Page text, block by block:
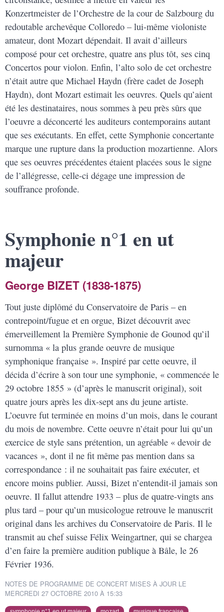
Konzertmeister de l’Orchestre de la cour de Salzbourg du
redoutable archevêque Colloredo – lui-même violoniste
amateur, dont Mozart dépendait. Il avait d’ailleurs
composé pour cet orchestre, quatre ans plus tôt, ses cinq
Concertos pour violon. Enfin, l’alto solo de cet orchestre
n’était autre que Michael Haydn (frère cadet de Joseph
Haydn), dont Mozart estimait les oeuvres. Quels qu’aient
été les destinataires, nous sommes à peu près sûrs que
l’oeuvre a déconcerté les auditeurs contemporains autant
que ses exécutants. En effet, cette Symphonie concertante
marque une rupture dans la production mozartienne. Alors
que ses oeuvres précédentes étaient placées sous le signe
de l’allégresse, celle-ci dégage une impression de
souffrance profonde.
Symphonie n°1 en ut
majeur
George BIZET (1838-1875)
Tout juste diplômé du Conservatoire de Paris – en
contrepoint/fugue et en orgue, Bizet découvrit avec
émerveillement la Première Symphonie de Gounod qu’il
surnomma « la plus grande oeuvre de musique
symphonique française ». Inspiré par cette oeuvre, il
décida d’écrire à son tour une symphonie, « commencée le
29 octobre 1855 » (d’après le manuscrit original), soit
quatre jours après les dix-sept ans du jeune artiste.
L’oeuvre fut terminée en moins d’un mois, dans le courant
du mois de novembre. Cette oeuvre n’était pour lui qu’un
exercice de style sans prétention, un agréable « devoir de
vacances », dont il ne fit même pas mention dans sa
correspondance : il ne souhaitait pas faire exécuter, et
encore moins publier. Aussi, Bizet n’entendit-il jamais son
oeuvre. Il fallut attendre 1933 – plus de quatre-vingts ans
plus tard – pour qu’un musicologue retrouve le manuscrit
original dans les archives du Conservatoire de Paris. Il le
transmit au chef suisse Félix Weingartner, qui se chargea
d’en faire la première audition publique à Bâle, le 26
Février 1936.
NOTES DE PROGRAMME DE CONCERT MISES À JOUR LE
MERCREDI 27 OCTOBRE 2010 À 15:33